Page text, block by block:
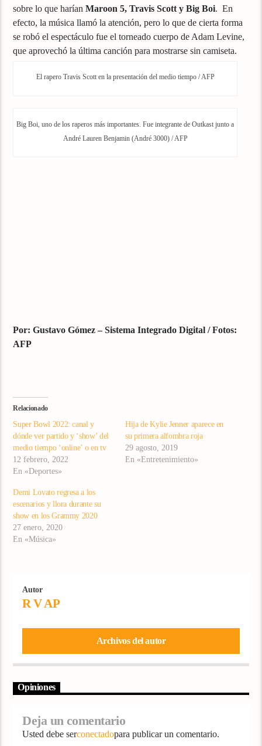
sobre lo que haríanMaroon 5, Travis Scott y Big Boi. En
efecto, la música llamó la atención, pero lo que de cierta forma
se robó el espectáculo fue el torneado cuerpo de Adam Levine,
que aprovechó la última canción para mostrarse sin camiseta.
El rapero Travis Scott en la presentación del medio tiempo / AFP
Big Boi, uno de los raperos más importantes. Fue integrante de Outkast junto a
André Lauren Benjamin (André 3000) / AFP
Por: Gustavo Gómez – Sistema Integrado Digital / Fotos:
AFP
Relacionado
Super Bowl 2022: canal y
dónde ver partido y ‘show’ del
medio tiempo ‘online’ o en tv
12 febrero, 2022
En «Deportes»
Hija de Kylie Jenner aparece en
su primera alfombra roja
29 agosto, 2019
En «Entretenimiento»
Demi Lovato regresa a los
escenarios y llora durante su
show en los Grammy 2020
27 enero, 2020
En «Música»
Autor
R V AP
Archivos del autor
Opiniones
Deja un comentario
Usted debe serconectadopara publicar un comentario.